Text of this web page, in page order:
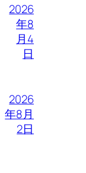
2026
年8
月4
日
2026
年8月
2日